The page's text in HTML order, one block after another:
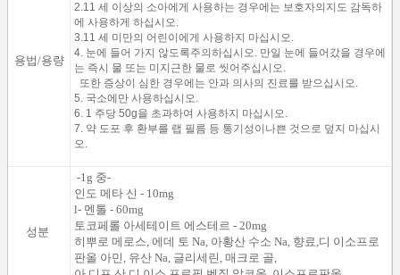
용법/용량
2.11 세 이상의 소아에게 사용하는 경우에는 보호자의지도 감독하
에 사용하게 하십시오.
3.11 세 미만의 어린이에게 사용하지 마십시오.
4. 눈에 들어 가지 않도록주의하십시오. 만일 눈에 들어갔을 경우에
는 즉시 물 또는 미지근한 물로 씻어주십시오.
또한 증상이 심한 경우에는 안과 의사의 진료를 받으십시오.
5. 국소에만 사용하십시오.
6. 1 주당 50g을 초과하여 사용하지 마십시오.
7. 약 도포 후 환부를 랩 필름 등 통기성이나쁜 것으로 덮지 마십시
오.
성분
-1g 중-
인도 메타 신 - 10mg
l- 멘톨 - 60mg
토코페롤 아세테이트 에스테르 - 20mg
히뿌로 메로스, 에데 토 Na, 아황산 수소 Na, 향료,디 이소프로
판올 아민, 유산 Na, 글리세린, 매크로 골,